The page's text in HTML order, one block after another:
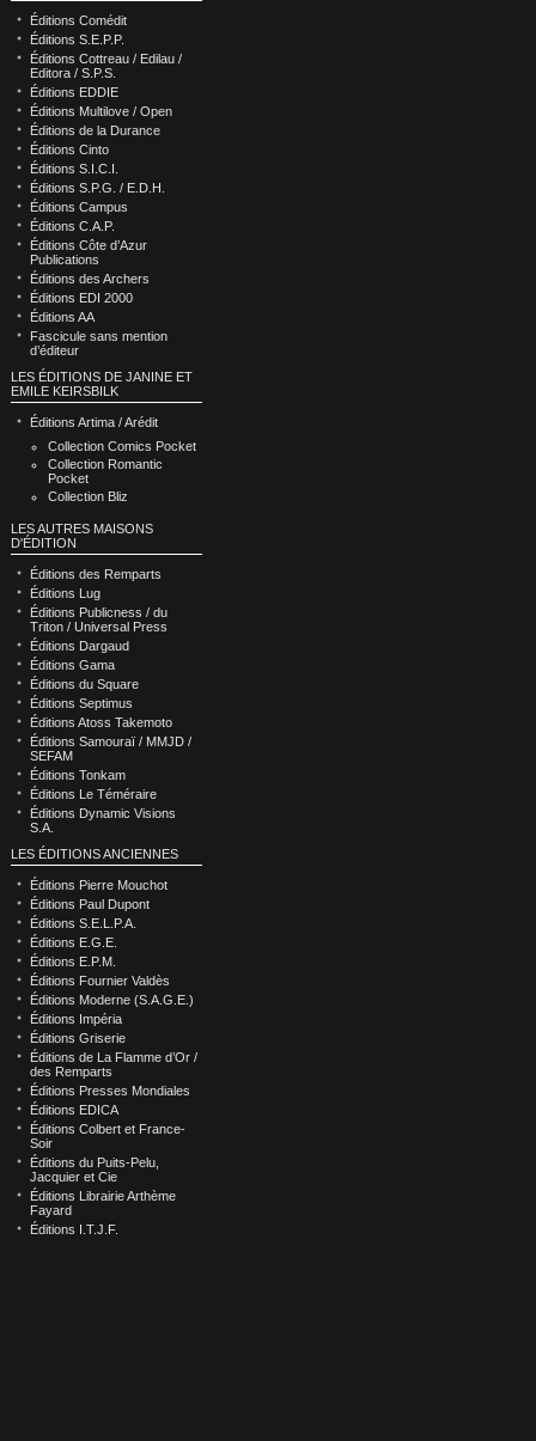
Éditions Comédit
Éditions S.E.P.P.
Éditions Cottreau / Edilau /
Editora / S.P.S.
Éditions EDDIE
Éditions Multilove / Open
Éditions de la Durance
Éditions Cinto
Éditions S.I.C.I.
Éditions S.P.G. / E.D.H.
Éditions Campus
Éditions C.A.P.
Éditions Côte d’Azur
Publications
Éditions des Archers
Éditions EDI 2000
Éditions AA
Fascicule sans mention
d’éditeur
LES ÉDITIONS DE JANINE ET
EMILE KEIRSBILK
Éditions Artima / Arédit
Collection Comics Pocket
Collection Romantic
Pocket
Collection Bliz
LES AUTRES MAISONS
D'ÉDITION
Éditions des Remparts
Éditions Lug
Éditions Publicness / du
Triton / Universal Press
Éditions Dargaud
Éditions Gama
Éditions du Square
Éditions Septimus
Éditions Atoss Takemoto
Éditions Samouraï / MMJD /
SEFAM
Éditions Tonkam
Éditions Le Téméraire
Éditions Dynamic Visions
S.A.
LES ÉDITIONS ANCIENNES
Éditions Pierre Mouchot
Éditions Paul Dupont
Éditions S.E.L.P.A.
Éditions E.G.E.
Éditions E.P.M.
Éditions Fournier Valdès
Éditions Moderne (S.A.G.E.)
Éditions Impéria
Éditions Griserie
Éditions de La Flamme d’Or /
des Remparts
Éditions Presses Mondiales
Éditions EDICA
Éditions Colbert et France-
Soir
Éditions du Puits-Pelu,
Jacquier et Cie
Éditions Librairie Arthème
Fayard
Éditions I.T.J.F.